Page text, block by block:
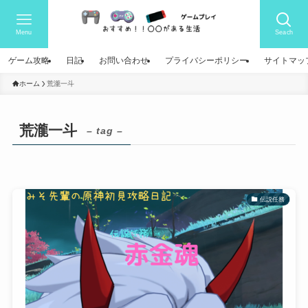
Seach
Menu
ゲーム攻略 日記 お問い合わせ プライバシーポリシー サイトマッ
ホーム 荒瀧一斗
荒瀧一斗 – tag –
伝説任務